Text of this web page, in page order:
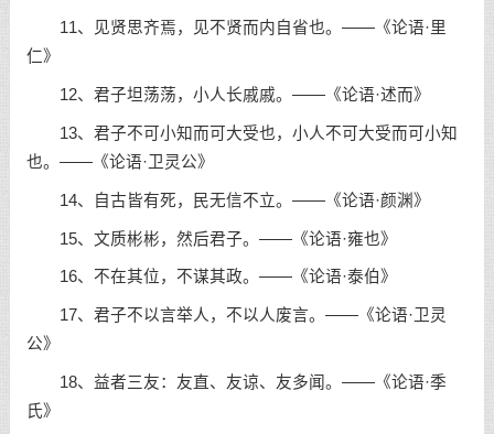
11、见贤思齐焉，见不贤而内自省也。——《论语·里
仁》
12、君子坦荡荡，小人长戚戚。——《论语·述而》
13、君子不可小知而可大受也，小人不可大受而可小知
也。——《论语·卫灵公》
14、自古皆有死，民无信不立。——《论语·颜渊》
15、文质彬彬，然后君子。——《论语·雍也》
16、不在其位，不谋其政。——《论语·泰伯》
17、君子不以言举人，不以人废言。——《论语·卫灵
公》
18、益者三友：友直、友谅、友多闻。——《论语·季
氏》